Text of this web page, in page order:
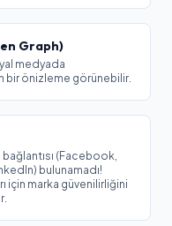
Graph)
medyada
bir önizleme görünebilir.
(Facebook,
bulunamadı!
için marka güvenilirliğini